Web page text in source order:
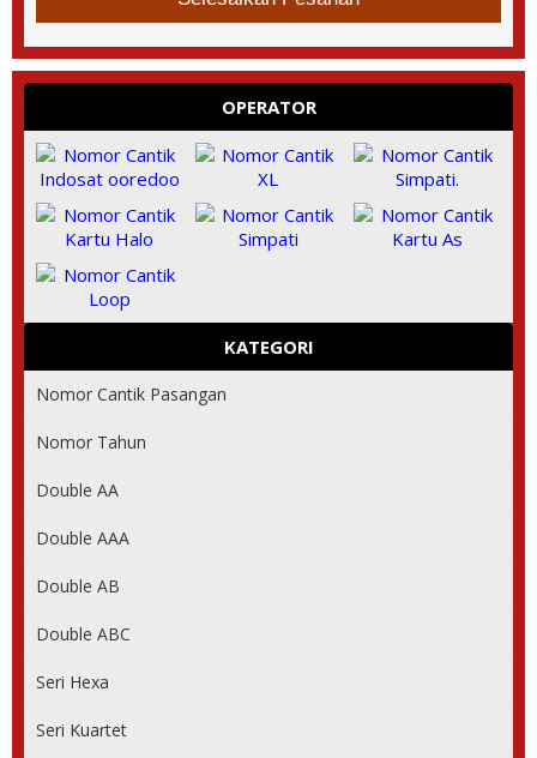
OPERATOR
KATEGORI
Nomor Cantik Pasangan
Nomor Tahun
Double AA
Double AAA
Double AB
Double ABC
Seri Hexa
Seri Kuartet